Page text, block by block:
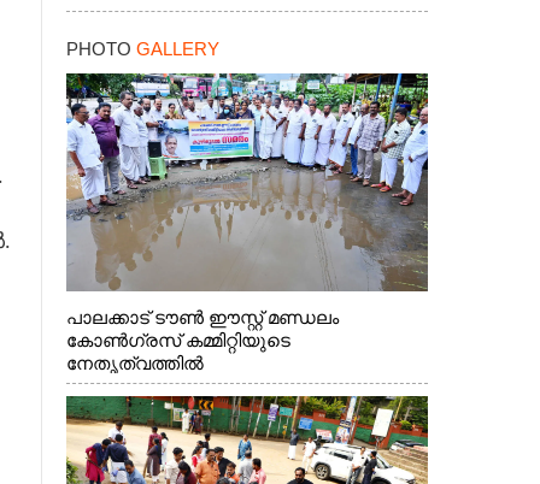
PHOTO GALLERY
പാലക്കാട് ടൗൺ ഈസ്റ്റ് മണ്ഡലം
കോൺഗ്രസ് കമ്മിറ്റിയുടെ
നേതൃത്വത്തിൽ
×